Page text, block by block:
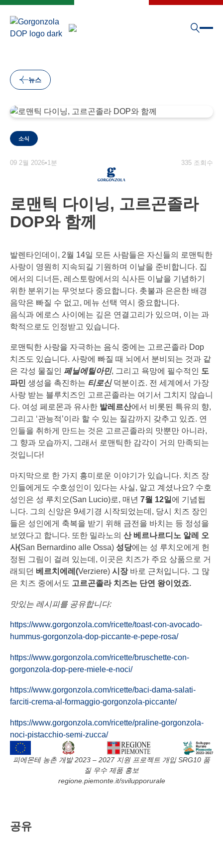
뉴스
소식
09 2월 2026•1분 335 조회수
로맨틱 다이닝, 고르곤졸라
DOP와 함께
발렌타인데이, 2월 14일 모든 사람들은 자신들의 로맨틱한
사랑이 영원히 지속되길 기원하며 이날을 준비합니다. 집
에서의 디너든, 레스토랑에서의 식사든 이날을 기념하기
위한 분위기는 무엇보다 중요합니다. 촛불과 은은한 배경
음악은 빠질 수 없고, 메뉴 선택 역시 중요합니다.
음식과 에로스 사이에는 깊은 연결고리가 있으며, 이는 과
학적으로도 인정받고 있습니다.
로맨틱한 사랑을 자극하는 음식 중에는 고르곤졸라 Dop
치즈도 있습니다. 사랑에 빠질 때 뇌에서 분비되는 것과 같
은 각성 물질인 페닐에틸아민, 그리고 욕망에 필수적인 도
파민 생성을 촉진하는 티로신덕분이죠. 전 세계에서 가장
사랑 받는 블루치즈인 고르곤졸라는 여기서 그치지 않습니
다. 여성 페로몬과 유사한 발레르산에서 비롯된 특유의 향,
그리고 ‘관능적’이라 할 수 있는 질감까지 갖추고 있죠. 연
인들을 취하게 만드는 것은 고르곤졸라의 맛뿐만 아니라,
그 향과 모습까지, 그래서 로맨틱한 감각이 거의 만족되는
것입니다!
마지막으로 한 가지 흥미로운 이야기가 있습니다. 치즈 장
인들에게도 수호성인이 있다는 사실, 알고 계셨나요? 수호
성인은 성 루치오(San Lucio)로, 매년 7월 12일 에 기념됩
니다. 그의 신앙은 9세기경 시작되었는데, 당시 치즈 장인
들은 성인에게 축복을 받기 위해 금전을 바치는 등 정성을
보였다고 합니다. 또한 밀라노의 산 베르나르디노 알레 오
사(San Bernardino alle Ossa) 성당에는 성 루치오에게 헌
정된 그림이 걸려 있는데, 이곳은 치즈가 주요 상품으로 거
래되던 베르치에레 (Verziere) 시장바로 근처입니다. 그 많
은 치즈 중에서도 고르곤졸라 치즈는 단연 왕이었죠.
맛있는 레시피를 공유합니다:
https://www.gorgonzola.com/ricette/toast-con-avocado-
hummus-gorgonzola-dop-piccante-e-pepe-rosa/
https://www.gorgonzola.com/ricette/bruschette-con-
gorgonzola-dop-pere-miele-e-noci/
https://www.gorgonzola.com/ricette/baci-dama-salati-
farciti-crema-al-formaggio-gorgonzola-piccante/
https://www.gorgonzola.com/ricette/praline-gorgonzola-
noci-pistacchio-semi-zucca/
피에몬테 농촌 개발 2023 – 2027 지원 프로젝트 개입 SRG10 품
질 우수 제품 홍보
regione.piemonte.it/svilupporurale
공유